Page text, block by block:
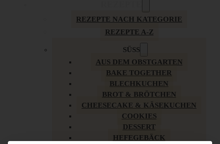
REZEPTE NACH KATEGORIE
REZEPTE A-Z
SÜSS
AUS DEM OBSTGARTEN
BAKE TOGETHER
BLECHKUCHEN
BROT & BRÖTCHEN
CHEESECAKE & KÄSEKUCHEN
COOKIES
DESSERT
HEFEGEBÄCK